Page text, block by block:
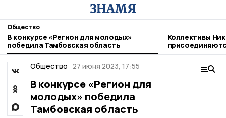
Общество
В конкурсе «Регион для молодых»
победила Тамбовская область
Коллективы
Общество 27 июня 2023, 17:55
В конкурсе «Регион для
молодых» победила
Тамбовская область